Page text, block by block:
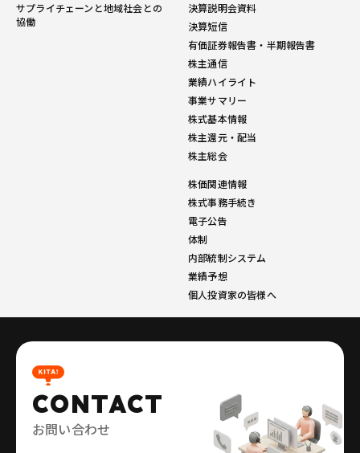
サプライチェーンと地域社会との
協働
決算説明会資料
決算短信
有価証券報告書・半期報告書
株主通信
業績ハイライト
事業サマリー
株式基本情報
株主還元・配当
株主総会
株価関連情報
株式事務手続き
電子公告
体制
内部統制システム
業績予想
個人投資家の皆様へ
CONTACT
お問い合わせ